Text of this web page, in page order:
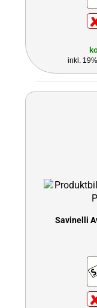
inkl.
Savinelli